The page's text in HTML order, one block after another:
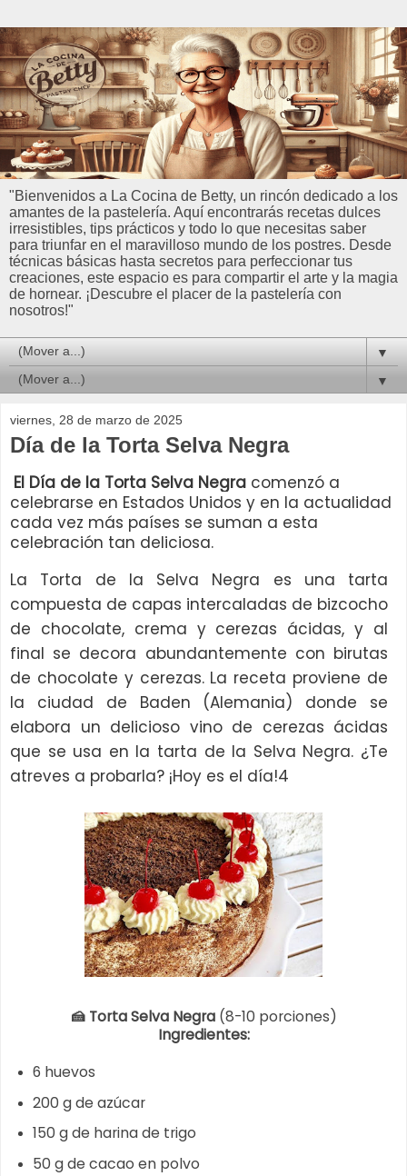
"Bienvenidos a La Cocina de Betty, un rincón dedicado a los
amantes de la pastelería. Aquí encontrarás recetas dulces
irresistibles, tips prácticos y todo lo que necesitas saber
para triunfar en el maravilloso mundo de los postres. Desde
técnicas básicas hasta secretos para perfeccionar tus
creaciones, este espacio es para compartir el arte y la magia
de hornear. ¡Descubre el placer de la pastelería con
nosotros!"
▼
▼
viernes, 28 de marzo de 2025
Día de la Torta Selva Negra
El Día de la Torta Selva Negra comenzó a
celebrarse en Estados Unidos y en la actualidad
cada vez más países se suman a esta
celebración tan deliciosa.
La Torta de la Selva Negra es una tarta
compuesta de capas intercaladas de bizcocho
de chocolate, crema y cerezas ácidas, y al
final se decora abundantemente con birutas
de chocolate y cerezas. La receta proviene de
la ciudad de Baden (Alemania) donde se
elabora un delicioso vino de cerezas ácidas
que se usa en la tarta de la Selva Negra. ¿Te
atreves a probarla? ¡Hoy es el día!4
🍰 Torta Selva Negra(8-10 porciones)
Ingredientes:
6 huevos
200 g de azúcar
150 g de harina de trigo
50 g de cacao en polvo